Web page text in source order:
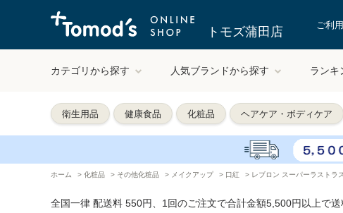
トモズ蒲田店 ご利
カテゴリから探す 人気ブランドから探す ランキ
衛生用品 健康食品 化粧品 ヘアケア・ボディケア
ホーム > 化粧品 > その他化粧品 > メイクアップ > 口紅 > レブロン スーパーラストラ
全国一律 配送料 550円、1回のご注文で合計金額5,500円以上で